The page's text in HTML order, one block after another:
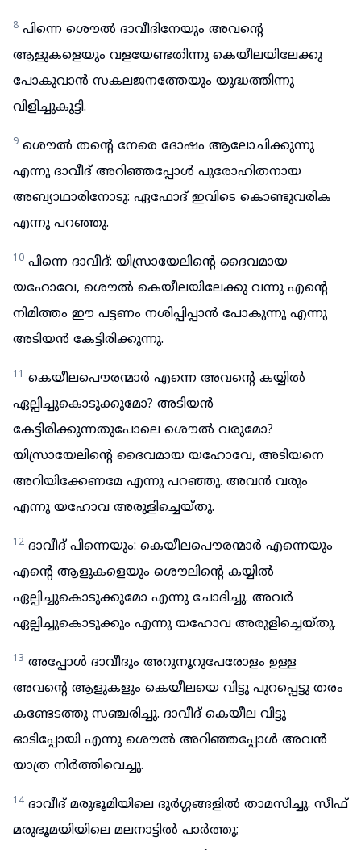
8 പിന്നെ ശൌൽ ദാവീദിനേയും അവന്റെ
ആളുകളെയും വളയേണ്ടതിന്നു കെയീലയിലേക്കു
പോകുവാൻ സകലജനത്തേയും യുദ്ധത്തിന്നു
വിളിച്ചുകൂട്ടി.
9 ശൌൽ തന്റെ നേരെ ദോഷം ആലോചിക്കുന്നു
എന്നു ദാവീദ് അറിഞ്ഞപ്പോൾ പുരോഹിതനായ
അബ്യാഥാരിനോടു: ഏഫോദ് ഇവിടെ കൊണ്ടുവരിക
എന്നു പറഞ്ഞു.
10 പിന്നെ ദാവീദ്: യിസ്രായേലിന്റെ ദൈവമായ
യഹോവേ, ശൌൽ കെയീലയിലേക്കു വന്നു എന്റെ
നിമിത്തം ഈ പട്ടണം നശിപ്പിപ്പാൻ പോകുന്നു എന്നു
അടിയൻ കേട്ടിരിക്കുന്നു.
11 കെയീലപൌരന്മാർ എന്നെ അവന്റെ കയ്യിൽ
ഏല്പിച്ചുകൊടുക്കുമോ? അടിയൻ
കേട്ടിരിക്കുന്നതുപോലെ ശൌൽ വരുമോ?
യിസ്രായേലിന്റെ ദൈവമായ യഹോവേ, അടിയനെ
അറിയിക്കേണമേ എന്നു പറഞ്ഞു. അവൻ വരും
എന്നു യഹോവ അരുളിച്ചെയ്തു.
12 ദാവീദ് പിന്നെയും: കെയീലപൌരന്മാർ എന്നെയും
എന്റെ ആളുകളെയും ശൌലിന്റെ കയ്യിൽ
ഏല്പിച്ചുകൊടുക്കുമോ എന്നു ചോദിച്ചു. അവർ
ഏല്പിച്ചുകൊടുക്കും എന്നു യഹോവ അരുളിച്ചെയ്തു.
13 അപ്പോൾ ദാവീദും അറുനൂറുപേരോളം ഉള്ള
അവന്റെ ആളുകളും കെയീലയെ വിട്ടു പുറപ്പെട്ടു തരം
കണ്ടേടത്തു സഞ്ചരിച്ചു. ദാവീദ് കെയീല വിട്ടു
ഓടിപ്പോയി എന്നു ശൌൽ അറിഞ്ഞപ്പോൾ അവൻ
യാത്ര നിർത്തിവെച്ചു.
14 ദാവീദ് മരുഭൂമിയിലെ ദുർഗ്ഗങ്ങളിൽ താമസിച്ചു. സീഫ്
മരുഭൂമയിയിലെ മലനാട്ടിൽ പാർത്തു;